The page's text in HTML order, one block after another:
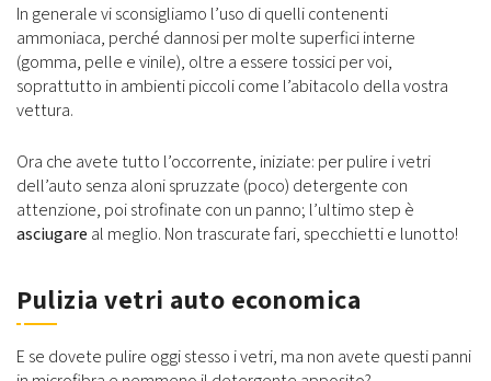
In generale vi sconsigliamo l’uso di quelli contenenti
ammoniaca, perché dannosi per molte superfici interne
(gomma, pelle e vinile), oltre a essere tossici per voi,
soprattutto in ambienti piccoli come l’abitacolo della vostra
vettura.
Ora che avete tutto l’occorrente, iniziate: per pulire i vetri
dell’auto senza aloni spruzzate (poco) detergente con
attenzione, poi strofinate con un panno; l’ultimo step è
asciugareal meglio. Non trascurate fari, specchietti e lunotto!
Pulizia vetri auto economica
E se dovete pulire oggi stesso i vetri, ma non avete questi panni